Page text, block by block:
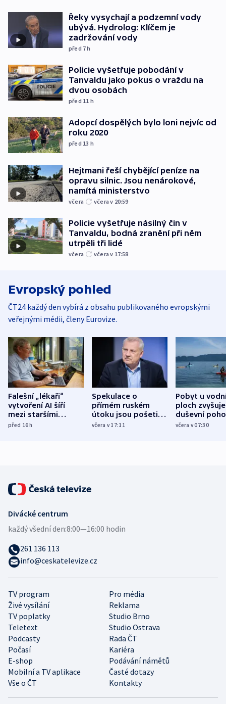
Řeky vysychají a podzemní vody
ubývá. Hydrolog: Klíčem je
zadržování vody
před 7h
Policie vyšetřuje pobodání v
Tanvaldu jako pokus o vraždu na
dvou osobách
před 11 h
Adopcí dospělých bylo loni nejvíc od
roku 2020
před 13 h
Hejtmani řeší chybějící peníze na
opravu silnic. Jsou nenárokové,
namítá ministerstvo
včera včera v 20:59
Policie vyšetřuje násilný čin v
Tanvaldu, bodná zranění při něm
utrpěli tři lidé
včera včera v 17:58
Evropský pohled
ČT24 každý den vybírá z obsahu publikovaného evropskými
veřejnými médii, členy Eurovize.
Falešní „lékaři“
vytvoření AI šíří
mezi staršími
Poláky nebezpečné
před 16h
Spekulace o
přímém ruském
útoku jsou pošetilé,
míní estonský
včera v 17:11
Pobyt u
ploch zvyšuje
duševní
ukázala
včera v 07:30
TV program
Pro média
Živé vysílání
Reklama
TV poplatky
Studio Brno
Teletext
Studio Ostrava
Podcasty
Rada ČT
Počasí
Kariéra
E-shop
Podávání námětů
Mobilní a TV aplikace
Časté dotazy
Vše o ČT
Kontakty
Divácké centrum
každý všední den:8:00—16:00 hodin
261 136 113
info@ceskatelevize.cz